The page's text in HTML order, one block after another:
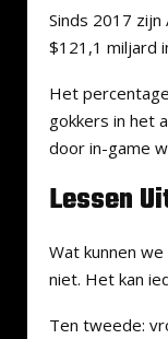
Sinds 2017
$121,1 miljard
Het
gokkers in het
door in-game
Lessen
Wat kunnen
niet. Het kan
Ten tweede: